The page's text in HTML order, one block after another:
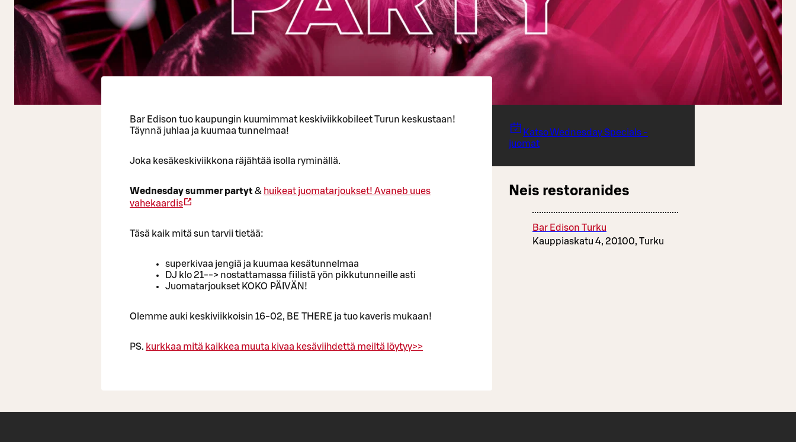
Bar Edison tuo kaupungin kuumimmat keskiviikkobileet Turun keskustaan!
Täynnä juhlaa ja kuumaa tunnelmaa!
Joka kesäkeskiviikkona räjähtää isolla ryminällä.
Wednesday summer partyt& huikeat juomatarjoukset! Avaneb uues
vahekaardis
Täsä kaik mitä sun tarvii tietää:
superkivaa jengiä ja kuumaa kesätunnelmaa
DJ klo 21--> nostattamassa fiilistä yön pikkutunneille asti
Juomatarjoukset KOKO PÄIVÄN!
Olemme auki keskiviikkoisin 16-02, BE THERE ja tuo kaveris mukaan!
PS. kurkkaa mitä kaikkea muuta kivaa kesäviihdettä meiltä löytyy>>
Katso Wednesday Specials -
juomat
Neis restoranides
Bar Edison Turku
Kauppiaskatu 4, 20100, Turku